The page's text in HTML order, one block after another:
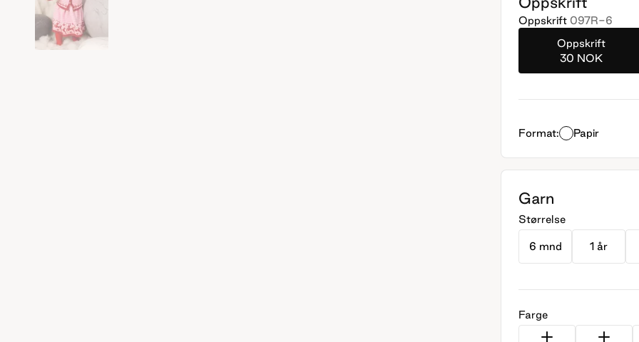
Oppskrift 097R-6
Oppskrift
30 NOK
Format: Papir
Garn
Størrelse
6 mnd 1 år
Farge